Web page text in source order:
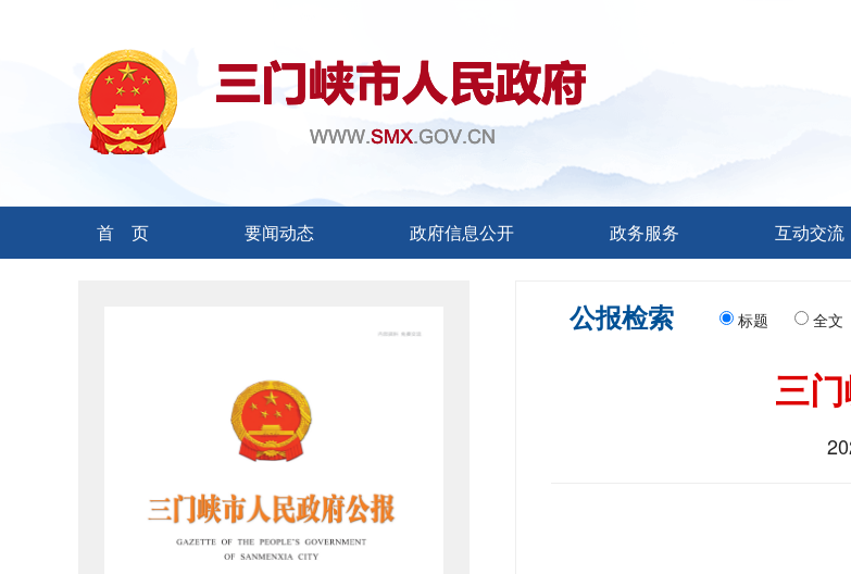
首 页 要闻动态 政府信息公开 政务服务 互动交流
公报检索 标题 全文
三